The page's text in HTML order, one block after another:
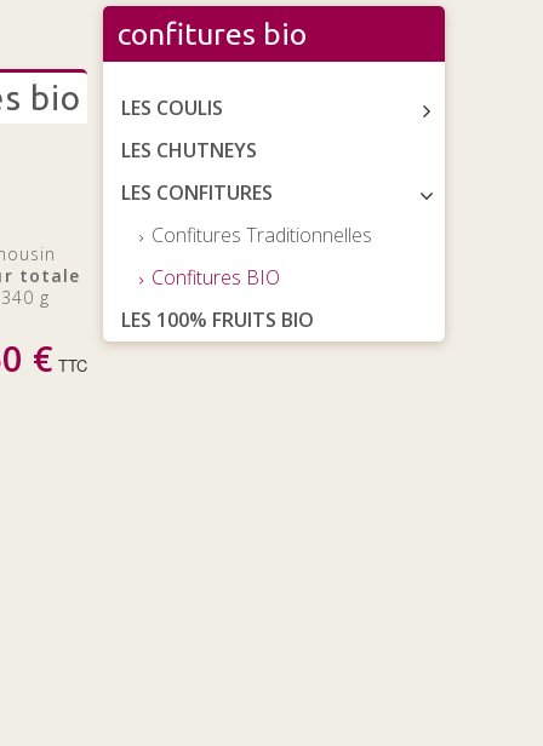
bio
totale
g
€ TTC
confitures bio
LES COULIS
LES CHUTNEYS
LES CONFITURES
Confitures Traditionnelles
Confitures BIO
LES 100% FRUITS BIO